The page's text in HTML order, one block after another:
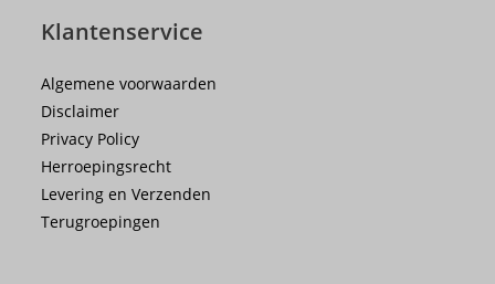
Klantenservice
Algemene voorwaarden
Disclaimer
Privacy Policy
Herroepingsrecht
Levering en Verzenden
Terugroepingen